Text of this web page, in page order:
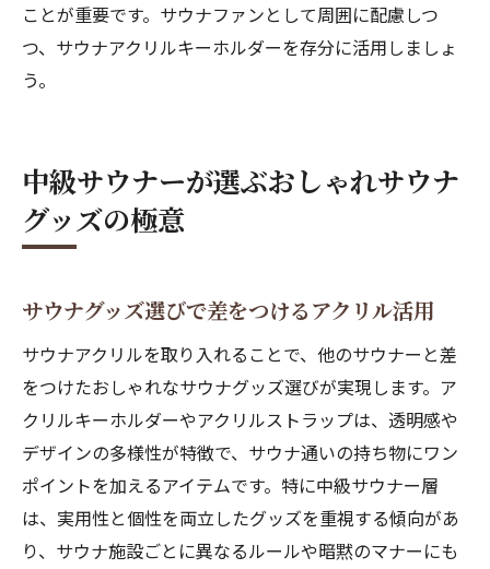
ことが重要です。サウナファンとして周囲に配慮しつ
つ、サウナアクリルキーホルダーを存分に活用しましょ
う。
中級サウナーが選ぶおしゃれサウナ
グッズの極意
サウナグッズ選びで差をつけるアクリル活用
サウナアクリルを取り入れることで、他のサウナーと差
をつけたおしゃれなサウナグッズ選びが実現します。ア
クリルキーホルダーやアクリルストラップは、透明感や
デザインの多様性が特徴で、サウナ通いの持ち物にワン
ポイントを加えるアイテムです。特に中級サウナー層
は、実用性と個性を両立したグッズを重視する傾向があ
り、サウナ施設ごとに異なるルールや暗黙のマナーにも